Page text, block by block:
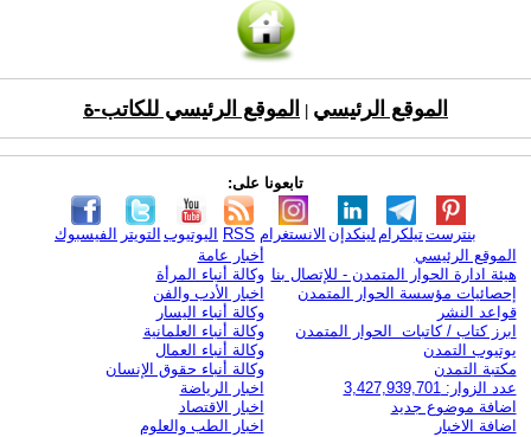
الموقع الرئيسي الموقع الرئيسي للكاتب-ة
تابعونا على:
الفيسبوك التويتر اليوتيوب RSS الانستغرام لينكدإن تيلكرامبنترست
الموقع الرئيسي
هيئة ادارة الحوار المتمدن - للإتصال بنا
إحصائيات مؤسسة الحوار المتمدن
قواعد النشر
ابرز كتاب / كاتبات الحوار المتمدن
يوتيوب التمدن
مكتبة التمدن
عدد الزوار: 3,427,939,701
اضافة موضوع جديد
اضافة الاخبار
أخبار عامة
وكالة أنباء المرأة
اخبار الأدب والفن
وكالة أنباء اليسار
وكالة أنباء العلمانية
وكالة أنباء العمال
وكالة أنباء حقوق الإنسان
اخبار الرياضة
اخبار الاقتصاد
اخبار الطب والعلوم